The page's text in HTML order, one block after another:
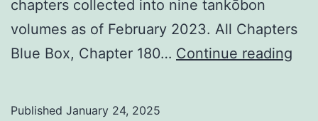
chapters collected into nine tankōbon
volumes as of February 2023. All Chapters
Blue Box, Chapter 180… Continue reading
Published January 24, 2025